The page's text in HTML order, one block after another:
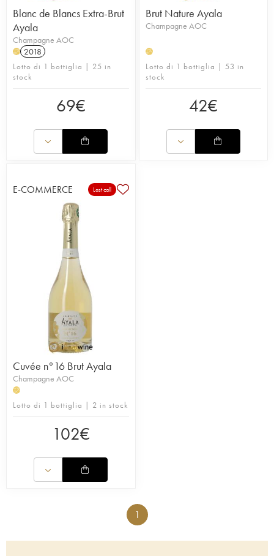
Blanc de Blancs Extra-Brut
Ayala
Champagne AOC
H 2018
Lotto di 1 bottiglia | 25 in
stock
69€
Brut Nature Ayala
Champagne AOC
H
Lotto di 1 bottiglia | 53 in
stock
42€
E-COMMERCE Last call
Cuvée n°16 Brut Ayala
Champagne AOC
H
Lotto di 1 bottiglia | 2 in stock
102€
1